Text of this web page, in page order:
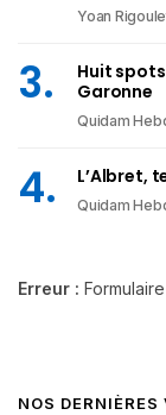
Yoan
Huit
Garonne
Quidam
L’Albret,
Quidam
Erreur :
NOS DERNIÈRES